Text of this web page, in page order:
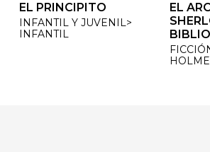
EL PRINCIPITO
INFANTIL Y JUVENIL>
INFANTIL
EL
EL